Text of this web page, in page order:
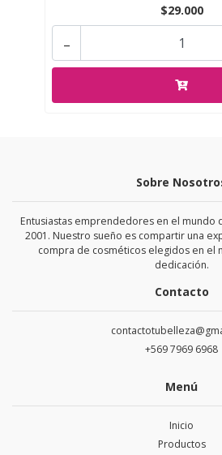
$29.000
-
Sobre
Entusiastas emprendedores en el mundo
2001. Nuestro sueño es compartir una
compra de cosméticos elegidos en el
dedicación.
Contacto
+569 7969 6968
Menú
Inicio
Productos